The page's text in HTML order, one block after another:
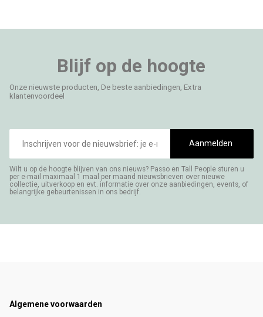
Blijf op de hoogte
Onze nieuwste producten, De beste aanbiedingen, Extra
klantenvoordeel
mailadres
Aanmelden
Wilt u op de hoogte blijven van ons nieuws? Passo en Tall People sturen u
per e-mail maximaal 1 maal per maand nieuwsbrieven over nieuwe
collectie, uitverkoop en evt. informatie over onze aanbiedingen, events, of
belangrijke gebeurtenissen in ons bedrijf.
Footer
Algemene voorwaarden